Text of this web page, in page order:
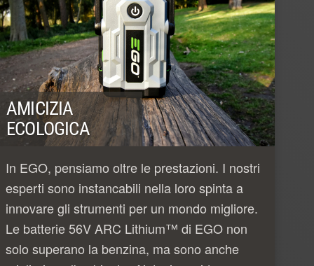
AMICIZIA
ECOLOGICA
In EGO, pensiamo oltre le prestazioni. I nostri
esperti sono instancabili nella loro spinta a
innovare gli strumenti per un mondo migliore.
Le batterie 56V ARC Lithium™ di EGO non
solo superano la benzina, ma sono anche